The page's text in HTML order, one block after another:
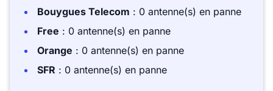
Bouygues Telecom : 0 antenne(s) en panne
Free : 0 antenne(s) en panne
Orange : 0 antenne(s) en panne
SFR : 0 antenne(s) en panne